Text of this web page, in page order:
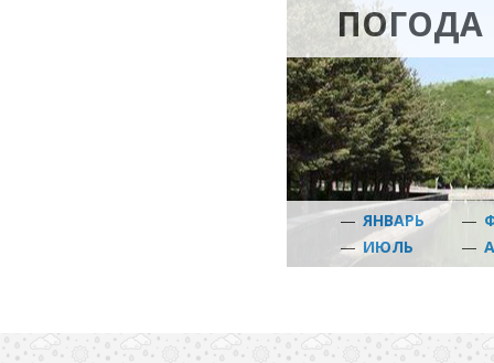
ПОГОДА
— ЯНВАРЬ —
—ИЮЛЬ —